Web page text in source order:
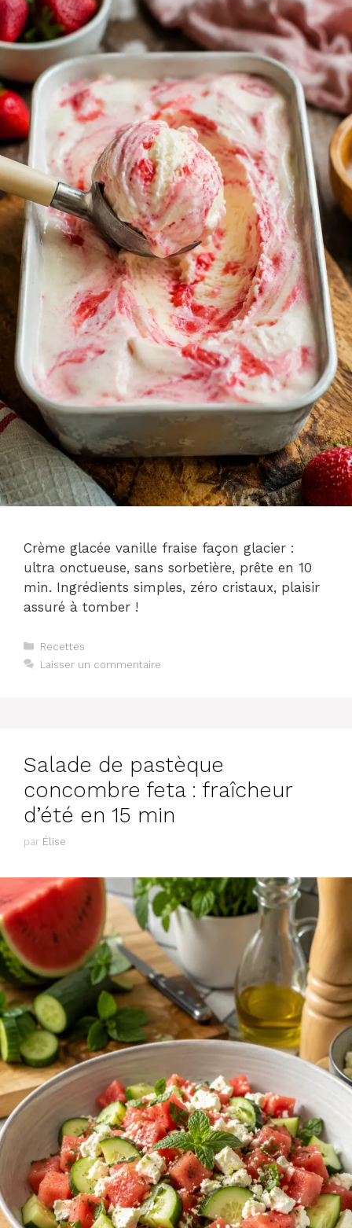
Crème glacée vanille fraise façon glacier :
ultra onctueuse, sans sorbetière, prête en 10
min. Ingrédients simples, zéro cristaux, plaisir
assuré à tomber !
Catégories
Recettes
Laisser un commentaire
Salade de pastèque
concombre feta : fraîcheur
d’été en 15 min
par Élise